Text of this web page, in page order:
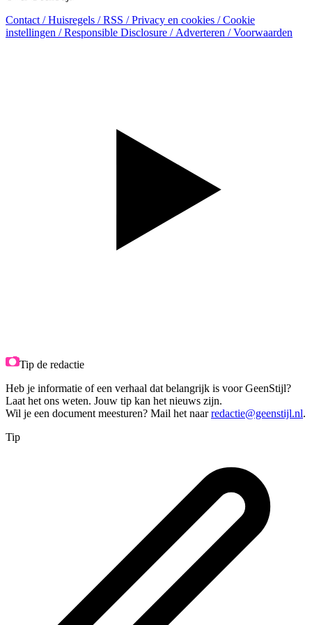
Contact /Huisregels /RSS /Privacy en cookies /Cookie
instellingen /Responsible Disclosure / Adverteren /Voorwaarden
Tip de redactie
Heb je informatie of een verhaal dat belangrijk is voor GeenStijl?
Laat het ons weten. Jouw tip kan het nieuws zijn.
Wil je een document meesturen? Mail het naar redactie@geenstijl.nl.
Tip